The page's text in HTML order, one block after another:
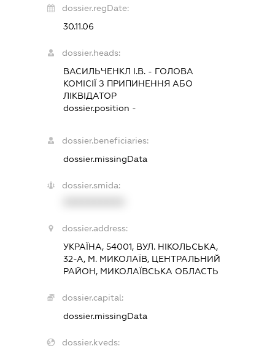
dossier.regDate:
30.11.06
dossier.heads:
ВАСИЛЬЧЕНКЛ І.В. - ГОЛОВА
КОМІСІЇ З ПРИПИНЕННЯ АБО
ЛІКВІДАТОР
dossier.position -
dossier.beneficiaries:
dossier.missingData
dossier.smida:
dossier.address:
УКРАЇНА, 54001, ВУЛ. НІКОЛЬСЬКА,
32-А, М. МИКОЛАЇВ, ЦЕНТРАЛЬНИЙ
РАЙОН, МИКОЛАЇВСЬКА ОБЛАСТЬ
dossier.capital:
dossier.missingData
dossier.kveds: